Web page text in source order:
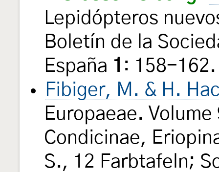
Lepidópteros
Boletín de la
España 1 : 158-162.
Fibiger, M. & H.
Europaeae.
Condicinae,
S., 12 Farbtafeln;